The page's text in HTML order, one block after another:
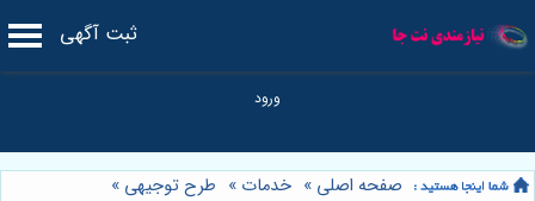
ثبت آگهی
صفحه اصلی » خدمات » طرح توجیهی »